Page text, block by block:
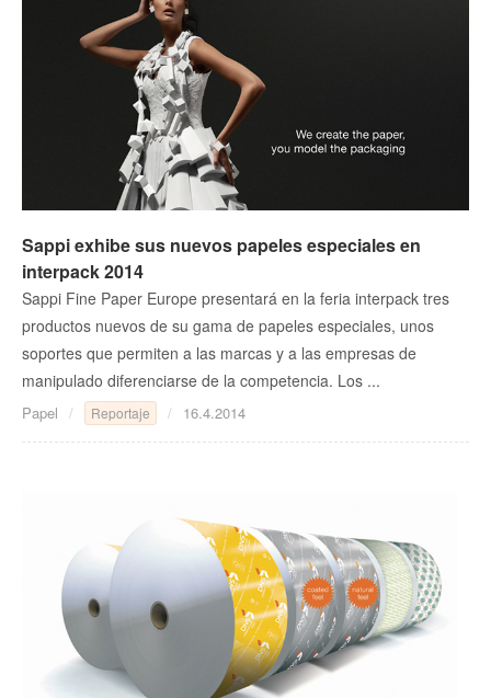
Sappi exhibe sus nuevos papeles especiales en
interpack 2014
Sappi Fine Paper Europe presentará en la feria interpack tres
productos nuevos de su gama de papeles especiales, unos
soportes que permiten a las marcas y a las empresas de
manipulado diferenciarse de la competencia. Los ...
Papel Reportaje 16.4.2014